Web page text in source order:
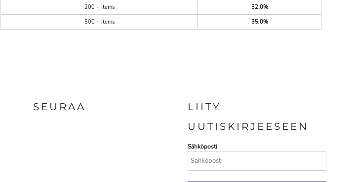
200 + items
32.0%
500 + items
35.0%
SEURAA
LIITY
UUTISKIRJEESEEN
Sähköposti